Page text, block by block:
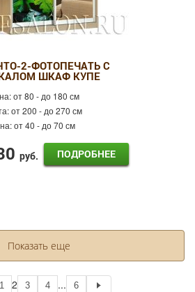
2-ФОТОПЕЧАТЬ С
ШКАФ КУПЕ
от 80 - до 180 см
от 200 - до 270 см
от 40 - до 70 см
руб. ПОДРОБНЕЕ
Показать еще
1 2 3 4 ... 6